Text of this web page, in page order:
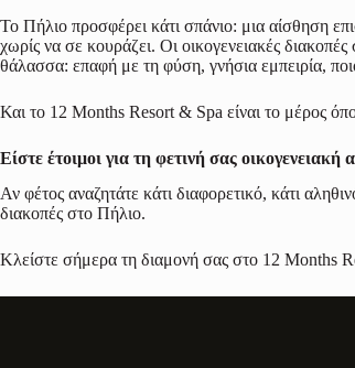
Το Πήλιο προσφέρει κάτι σπάνιο: μια αίσθηση
χωρίς να σε κουράζει. Οι οικογενειακές
θάλασσα: επαφή με τη φύση, γνήσια εμπειρία,
Και το 12 Months Resort & Spa είναι το μέρος
Είστε έτοιμοι για τη φετινή σας οικογενειακή
Αν φέτος αναζητάτε κάτι διαφορετικό, κάτι
διακοπές στο Πήλιο.
Κλείστε σήμερα τη διαμονή σας στο 12 Months